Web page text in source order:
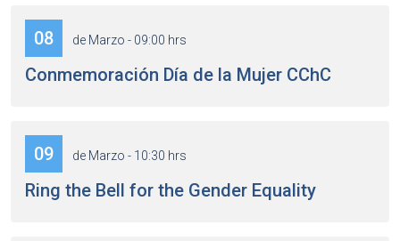
08 de Marzo - 09:00 hrs
Conmemoración Día de la Mujer CChC
09 de Marzo - 10:30 hrs
Ring the Bell for the Gender Equality